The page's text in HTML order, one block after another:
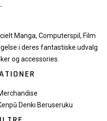
Manga, Computerspil, Film
i deres fantastiske udvalg
og accessories.
Denki Beruseruku